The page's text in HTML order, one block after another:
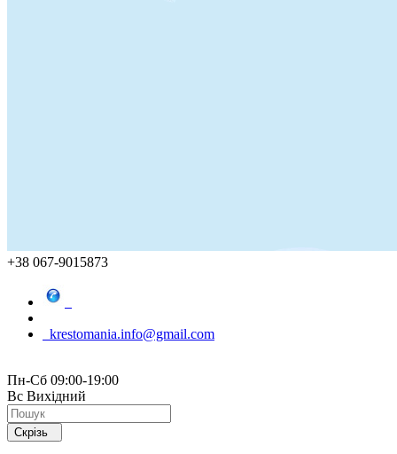
+38 067-9015873
krestomania.info@gmail.com
Пн-Сб 09:00-19:00
Вс Вихідний
Скрізь